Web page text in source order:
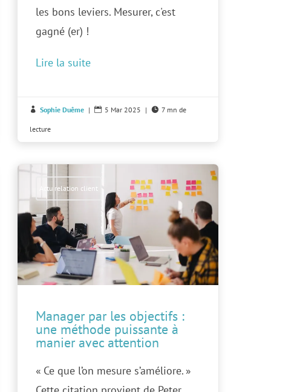
les bons leviers. Mesurer, c'est
gagné (er) !
Lire la suite
 Sophie Duême |  5 Mar 2025 |  7 mn de
lecture
Actu relation client
Manager par les objectifs :
une méthode puissante à
manier avec attention
« Ce que l’on mesure s’améliore. »